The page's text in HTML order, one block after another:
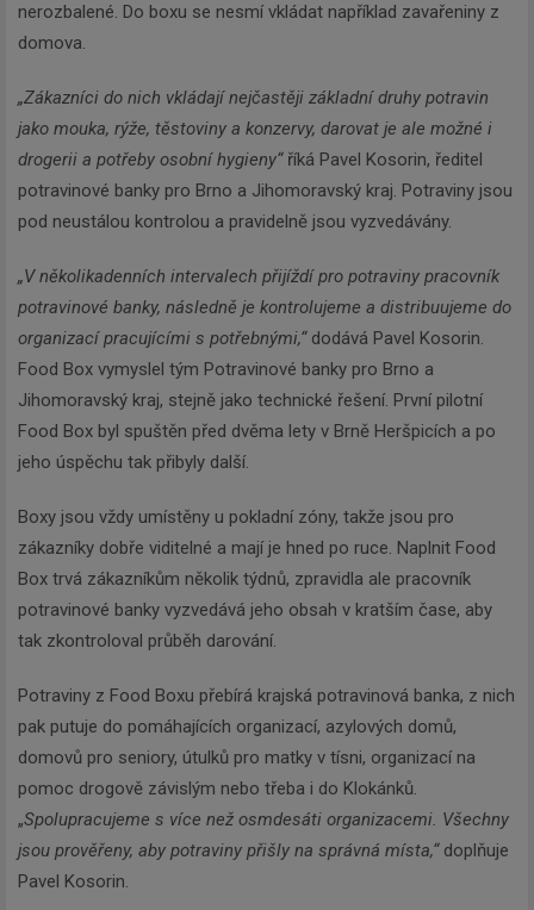
nerozbalené. Do boxu se nesmí vkládat například zavařeniny z
domova.
„Zákazníci do nich vkládají nejčastěji základní druhy potravin
jako mouka, rýže, těstoviny a konzervy, darovat je ale možné i
drogerii a potřeby osobní hygieny“říká Pavel Kosorin, ředitel
potravinové banky pro Brno a Jihomoravský kraj. Potraviny jsou
pod neustálou kontrolou a pravidelně jsou vyzvedávány.
„V několikadenních intervalech přijíždí pro potraviny pracovník
potravinové banky, následně je kontrolujeme a distribuujeme do
organizací pracujícími s potřebnými,“dodává Pavel Kosorin.
Food Box vymyslel tým Potravinové banky pro Brno a
Jihomoravský kraj, stejně jako technické řešení. První pilotní
Food Box byl spuštěn před dvěma lety v Brně Heršpicích a po
jeho úspěchu tak přibyly další.
Boxy jsou vždy umístěny u pokladní zóny, takže jsou pro
zákazníky dobře viditelné a mají je hned po ruce. Naplnit Food
Box trvá zákazníkům několik týdnů, zpravidla ale pracovník
potravinové banky vyzvedává jeho obsah v kratším čase, aby
tak zkontroloval průběh darování.
Potraviny z Food Boxu přebírá krajská potravinová banka, z nich
pak putuje do pomáhajících organizací, azylových domů,
domovů pro seniory, útulků pro matky v tísni, organizací na
pomoc drogově závislým nebo třeba i do Klokánků.
„Spolupracujeme s více než osmdesáti organizacemi. Všechny
jsou prověřeny, aby potraviny přišly na správná místa,“doplňuje
Pavel Kosorin.